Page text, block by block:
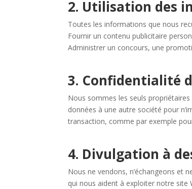
2. Utilisation des
Toutes les informations que nous
Fournir un contenu publicitaire
Administrer un concours, une
3. Confidentialité
Nous sommes les seuls
données à une autre société pour
transaction, comme par exemple
4. Divulgation à
Nous ne vendons, n’échangeons et
qui nous aident à exploiter notre site